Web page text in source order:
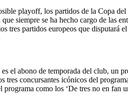
playoff, los partidos de la Copa
siempre se ha hecho cargo de las
partidos europeos que disputará
el abono de temporada del club,
concursantes icónicos del
como los ‘De tres no en